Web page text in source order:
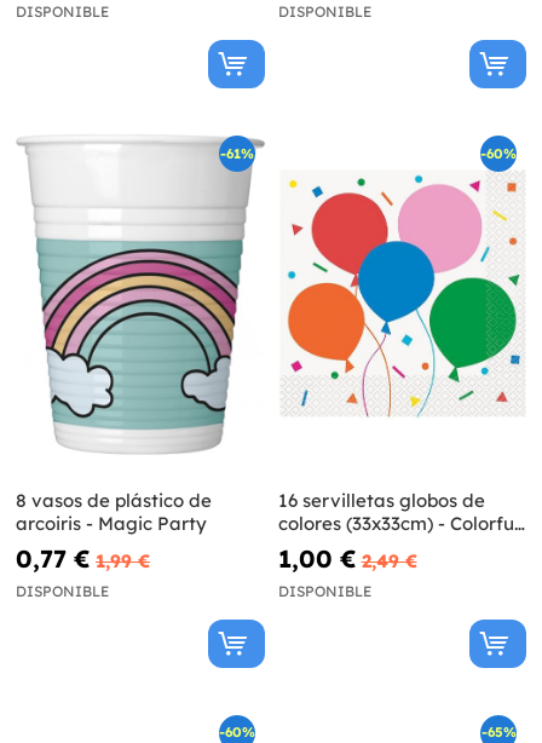
DISPONIBLE DISPONIBLE
-61%
8 vasos de plástico de
arcoiris - Magic Party
0,77 € 1,99 €
DISPONIBLE
-60%
16 servilletas globos de
colores (33x33cm) - Colorful
Balloons
1,00 € 2,49 €
DISPONIBLE
-60% -65%